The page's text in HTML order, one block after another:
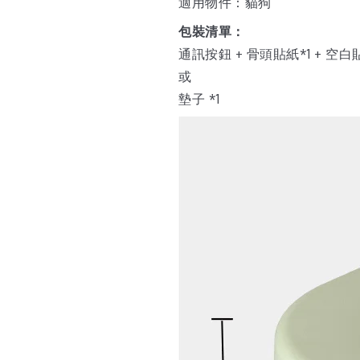
包裝清單：
通訊按鈕 + 骨頭貼紙*1 + 空白
或
墊子 *1